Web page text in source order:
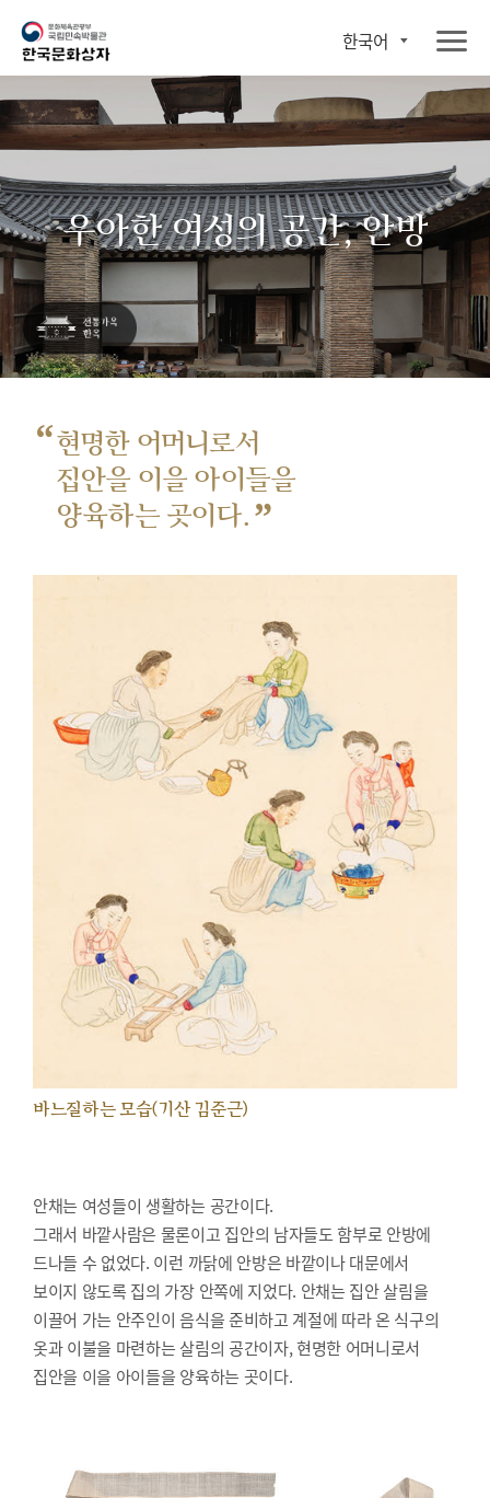
한국어
우아한 여성의 공간, 안방
“현명한 어머니로서
집안을 이을 아이들을
양육하는 곳이다. ”
바느질하는 모습(기산 김준근)
안채는 여성들이 생활하는 공간이다.
그래서 바깥사람은 물론이고 집안의 남자들도 함부로 안방에
드나들 수 없었다. 이런 까닭에 안방은 바깥이나 대문에서
보이지 않도록 집의 가장 안쪽에 지었다. 안채는 집안 살림을
이끌어 가는 안주인이 음식을 준비하고 계절에 따라 온 식구의
옷과 이불을 마련하는 살림의 공간이자, 현명한 어머니로서
집안을 이을 아이들을 양육하는 곳이다.